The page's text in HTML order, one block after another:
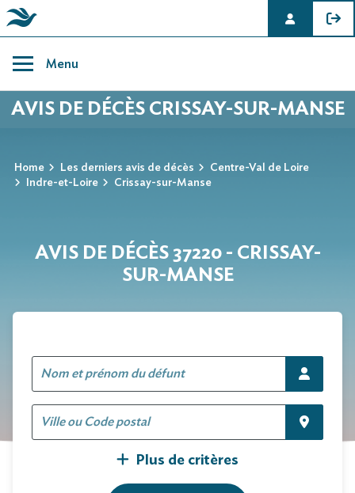
content
Menu
AVIS DE DÉCÈS CRISSAY-SUR-MANSE
Home Les derniers avis de décès
Centre-Val de Loire
Indre-et-Loire
Crissay-sur-Manse
AVIS DE DÉCÈS 37220 - CRISSAY-
SUR-MANSE
Plus de critères